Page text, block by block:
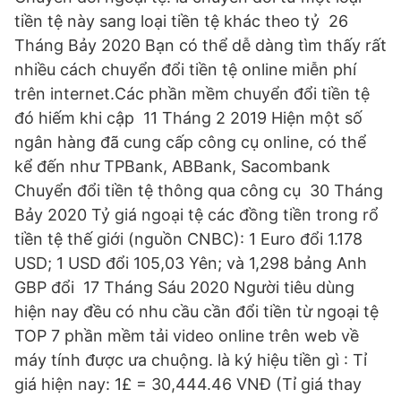
tiền tệ này sang loại tiền tệ khác theo tỷ 26
Tháng Bảy 2020 Bạn có thể dễ dàng tìm thấy rất
nhiều cách chuyển đổi tiền tệ online miễn phí
trên internet.Các phần mềm chuyển đổi tiền tệ
đó hiếm khi cập 11 Tháng 2 2019 Hiện một số
ngân hàng đã cung cấp công cụ online, có thể
kể đến như TPBank, ABBank, Sacombank
Chuyển đổi tiền tệ thông qua công cụ 30 Tháng
Bảy 2020 Tỷ giá ngoại tệ các đồng tiền trong rổ
tiền tệ thế giới (nguồn CNBC): 1 Euro đổi 1.178
USD; 1 USD đổi 105,03 Yên; và 1,298 bảng Anh
GBP đổi 17 Tháng Sáu 2020 Người tiêu dùng
hiện nay đều có nhu cầu cần đổi tiền từ ngoại tệ
TOP 7 phần mềm tải video online trên web về
máy tính được ưa chuộng. là ký hiệu tiền gì : Tỉ
giá hiện nay: 1£ = 30,444.46 VNĐ (Tỉ giá thay